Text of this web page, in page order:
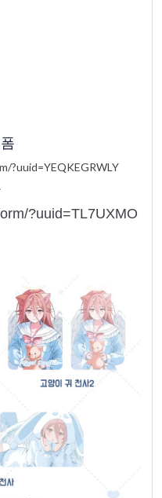
?uuid=YEQKEGRWLY
?uuid=TL7UXMO